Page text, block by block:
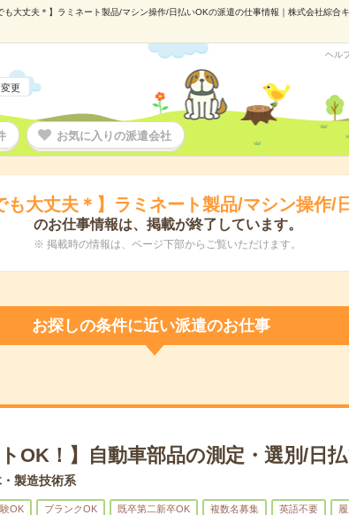
も大丈夫＊】ラミネート製品/マシン操作/日払いOKの派遣の仕事情報｜株式会社綜
更
ヘル
お気に入りの派遣会社
も大丈夫＊】ラミネート製品/マシン操作/
のお仕事情報は、掲載が終了しています。
※ 掲載時の情報は、ページ下部からご覧いただけます。
お探しの条件に近い派遣のお仕事
トOK！】自動車部品の測定・選別/日
製造技術系
OK ブランクOK 既卒第二新卒OK 複数名募集 英語不要